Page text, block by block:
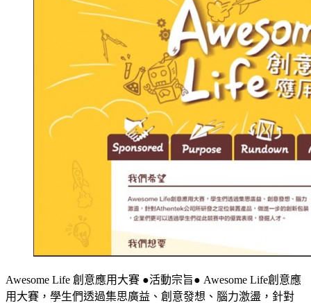
Awesome Life 創意應用大賽 ●活動宗旨● Awesome Life創意應
用大賽，學生們透過集思廣益、創意發想、腦力激盪，針對